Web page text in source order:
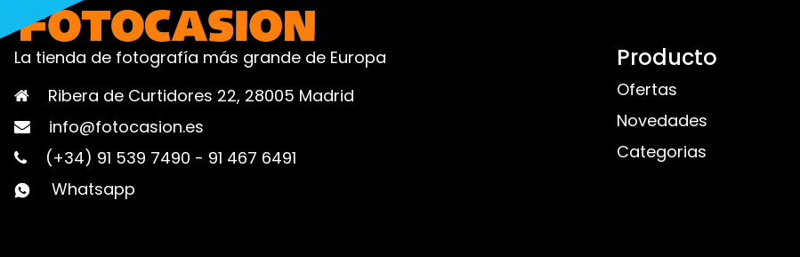
La tienda de fotografía más grande de Europa
Ribera de Curtidores 22, 28005 Madrid
info@fotocasion.es
(+34) 91 539 7490 - 91 467 6491
Whatsapp
Producto
Ofertas
Novedades
Categorias